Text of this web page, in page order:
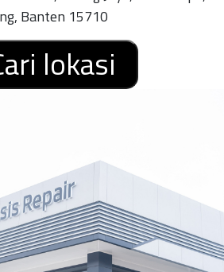
13, Bitung Jaya, Kec. Cikupa,
Banten 15710
lokasi